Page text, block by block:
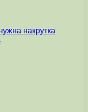
накрутка